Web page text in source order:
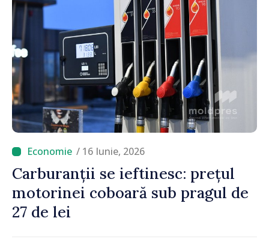
/ 16 Iunie, 2026
Carburanții se ieftinesc: prețul
motorinei coboară sub pragul de
27 de lei